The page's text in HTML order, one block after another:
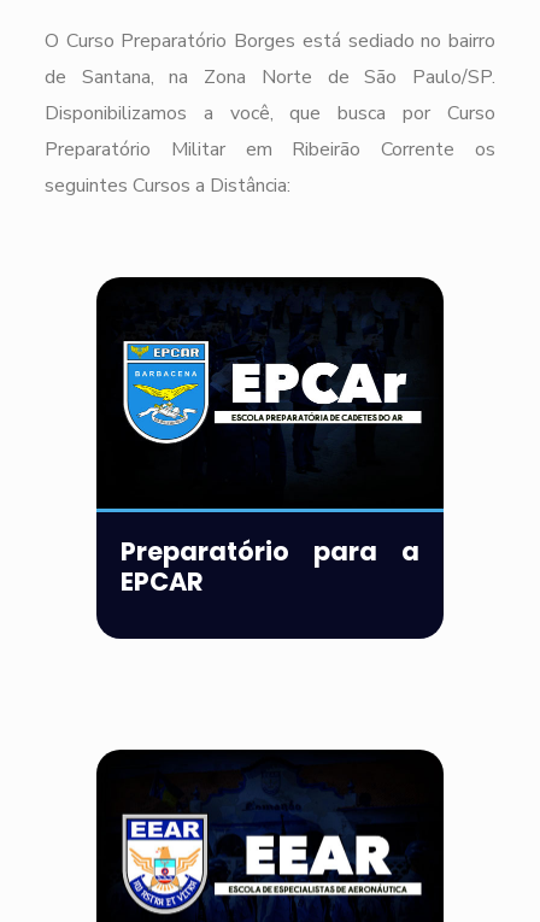
O Curso Preparatório Borges está sediado no bairro
de Santana, na Zona Norte de São Paulo/SP.
Disponibilizamos a você, que busca por Curso
Preparatório Militar em Ribeirão Corrente os
seguintes Cursos a Distância:
Preparatório para a
EPCAR